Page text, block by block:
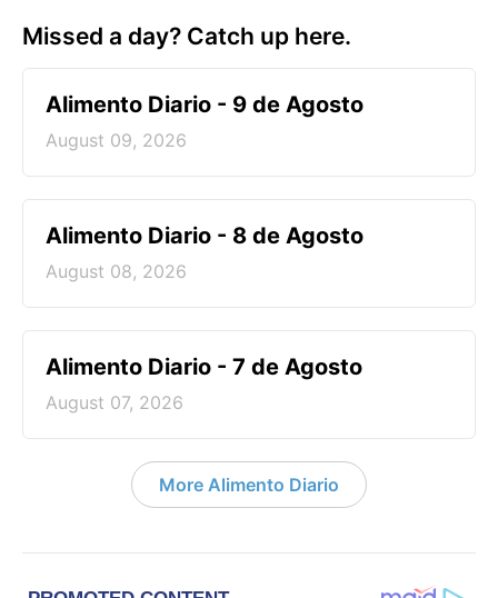
Missed a day? Catch up here.
Alimento Diario - 9 de Agosto
August 09, 2026
Alimento Diario - 8 de Agosto
August 08, 2026
Alimento Diario - 7 de Agosto
August 07, 2026
More Alimento Diario